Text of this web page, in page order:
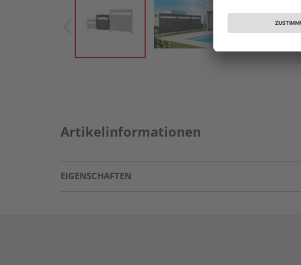
Artikelinformationen
EIGENSCHAFTEN